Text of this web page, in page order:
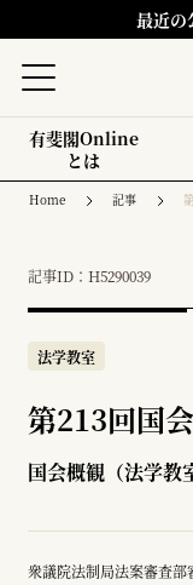
最近の
有斐閣Online
とは
Home 記事
記事ID：H5290039
法学教室
第213回国
国会概観（法学教
衆議院法制局法案審査部